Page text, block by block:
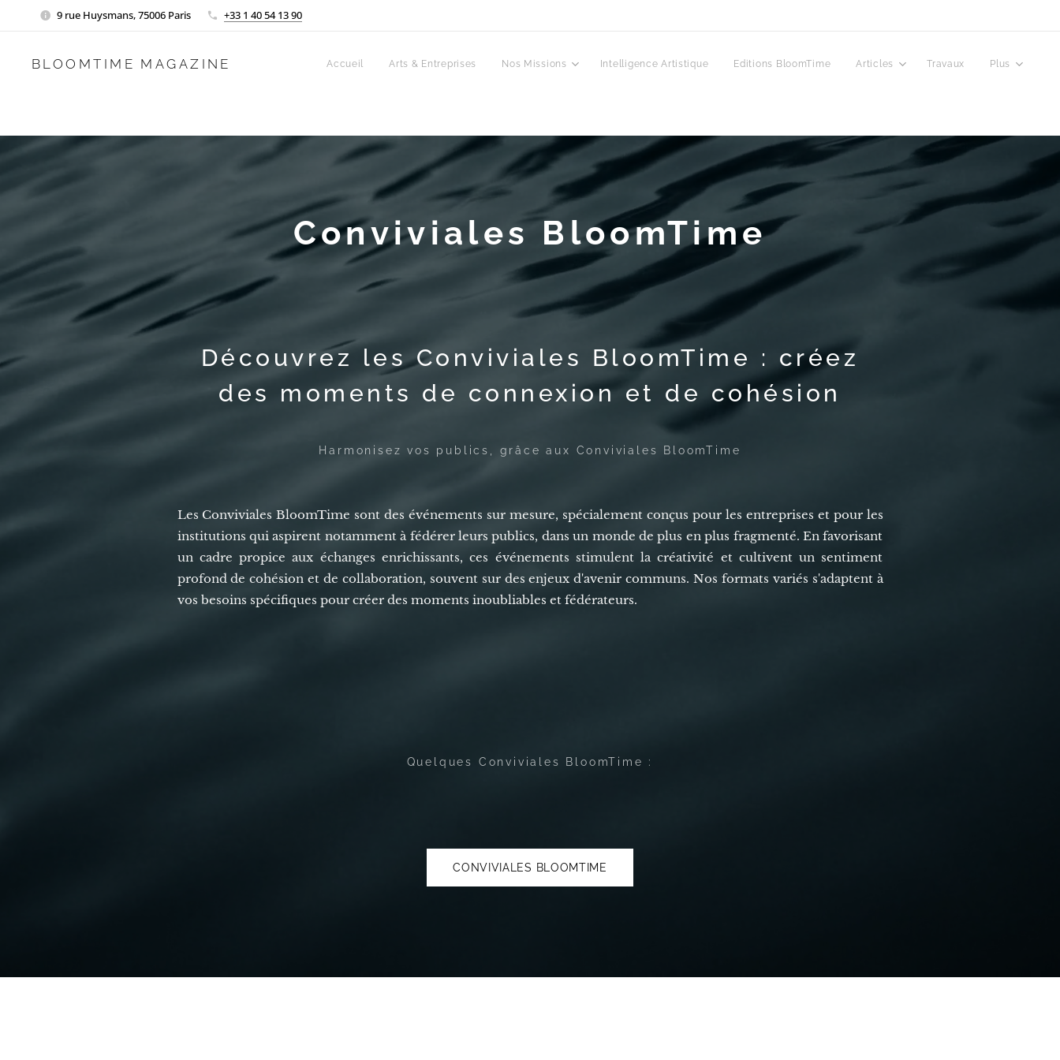
9 rue Huysmans, 75006 Paris +33 1 40 54 13 90
BLOOMTIME MAGAZINE Accueil Arts & Entreprises Nos Missions Intelligence Artistique Editions BloomTime Articles Travaux Plus
Conviviales BloomTime
Découvrez les Conviviales BloomTime : créez
des moments de connexion et de cohésion
Harmonisez vos publics, grâce aux Conviviales BloomTime
Les Conviviales BloomTime sont des événements sur mesure, spécialement conçus pour les entreprises et pour les
institutions qui aspirent notamment à fédérer leurs publics, dans un monde de plus en plus fragmenté. En favorisant
un cadre propice aux échanges enrichissants, ces événements stimulent la créativité et cultivent un sentiment
profond de cohésion et de collaboration, souvent sur des enjeux d'avenir communs. Nos formats variés s'adaptent à
vos besoins spécifiques pour créer des moments inoubliables et fédérateurs.
Quelques Conviviales BloomTime :
CONVIVIALES BLOOMTIME